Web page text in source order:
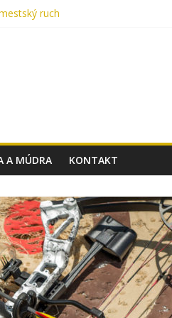
ruch
v akomkoľvek teréne
A MÚDRA KONTAKT